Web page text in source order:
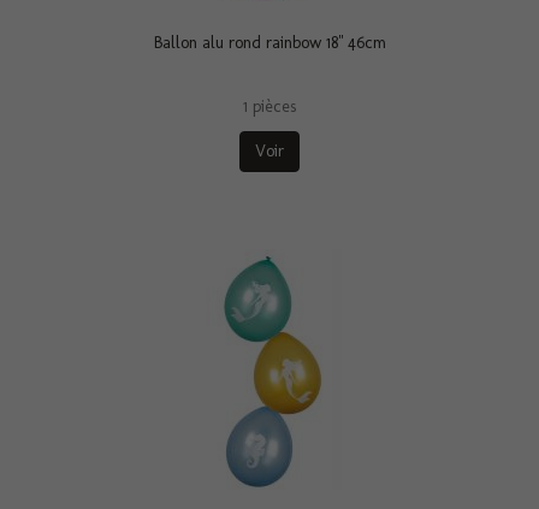
Ballon alu rond rainbow 18" 46cm
1 pièces
Voir